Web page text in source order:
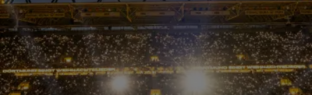
wesentlichen Teil seiner Vereinsidentität. Aus diesem
übersetzten zwei weitere DeafPerformerinnen im Block
alle weiteren Lieder ebenfalls in Gebärdensprache.